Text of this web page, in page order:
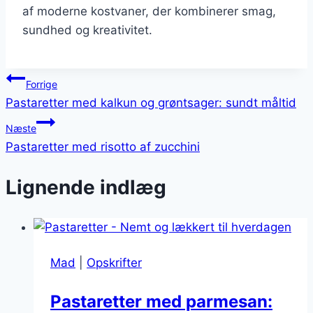
af moderne kostvaner, der kombinerer smag,
sundhed og kreativitet.
Indlægsnavigation
Forrige
Pastaretter med kalkun og grøntsager: sundt måltid
Næste
Pastaretter med risotto af zucchini
Lignende indlæg
Mad Opskrifter
Pastaretter med parmesan: